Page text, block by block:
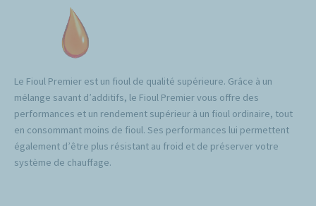
Le Fioul Premier est un fioul de qualité supérieure. Grâce à un
mélange savant d’additifs, le Fioul Premier vous offre des
performances et un rendement supérieur à un fioul ordinaire, tout
en consommant moins de fioul. Ses performances lui permettent
également d’être plus résistant au froid et de préserver votre
système de chauffage.